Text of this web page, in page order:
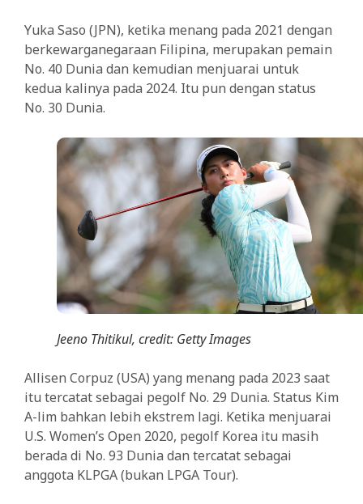
Yuka Saso (JPN), ketika menang pada 2021 dengan
berkewarganegaraan Filipina, merupakan pemain
No. 40 Dunia dan kemudian menjuarai untuk
kedua kalinya pada 2024. Itu pun dengan status
No. 30 Dunia.
Jeeno Thitikul, credit: Getty Images
Allisen Corpuz (USA) yang menang pada 2023 saat
itu tercatat sebagai pegolf No. 29 Dunia. Status Kim
A-lim bahkan lebih ekstrem lagi. Ketika menjuarai
U.S. Women’s Open 2020, pegolf Korea itu masih
berada di No. 93 Dunia dan tercatat sebagai
anggota KLPGA (bukan LPGA Tour).